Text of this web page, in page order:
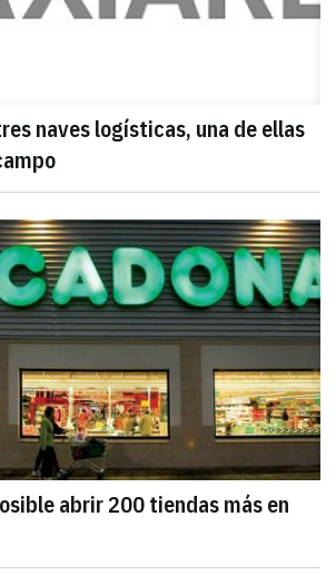
naves logísticas, una de ellas
abrir 200 tiendas más en